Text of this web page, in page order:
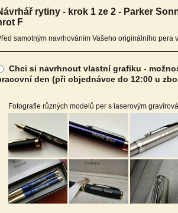
rytiny - krok 1 ze 2 - Parker
F
samotným navrhováním Vašeho originálního pera
Chci si navrhnout vlastní grafiku -
den (při objednávce do 12:00 u
Fotografie různých modelů per s laserovým